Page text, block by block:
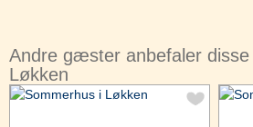
Andre gæster anbefaler
Løkken